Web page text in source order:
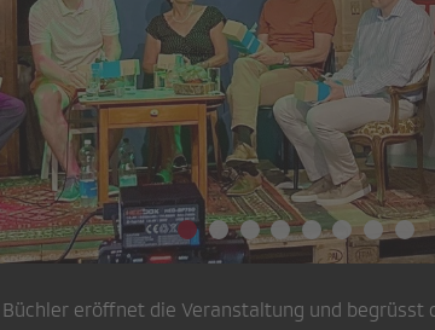
eröffnet die Veranstaltung und